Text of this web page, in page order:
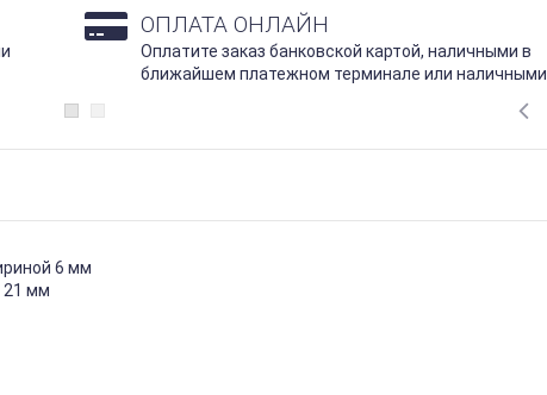
ОПЛАТА ОНЛАЙН
Оплатите заказ банковской картой, наличными в
ближайшем платежном терминале или наличными.
6 мм
21 мм